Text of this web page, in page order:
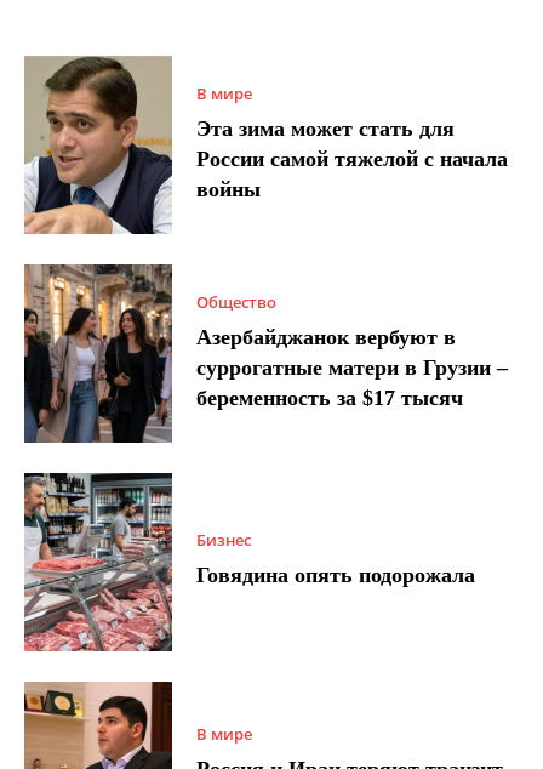
В мире
Эта зима может стать для
России самой тяжелой с начала
войны
Общество
Азербайджанок вербуют в
суррогатные матери в Грузии –
беременность за $17 тысяч
Бизнес
Говядина опять подорожала
В мире